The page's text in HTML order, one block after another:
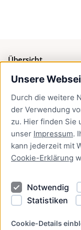
Unsere
Durch die weitere
der Verwendung
zu. Hier finden Sie
unser Impressum.
kann jederzeit mit
Cookie-Erklärung
Notwendig
Statistiken
Cookie-Details
Übersicht
Bürgerservice
Presse
Newsletter
Kontakt
Kontakt
Datenschutzhinweise
Barrierefreiheit
Cookie Erklärung